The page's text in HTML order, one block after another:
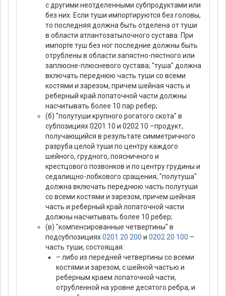
с другими неотделенными субпродуктами или
без них. Если туши импортируются без головы,
то последняя должна быть отделена от туши
в области атлантозатылочного сустава. При
импорте туш без ног последние должны быть
отрублены в области запястно-пястного или
заплюсне-плюсневого сустава; "туша" должна
включать переднюю часть туши со всеми
костями и зарезом, причем шейная часть и
реберный край лопаточной части должны
насчитывать более 10 пар ребер;
(б) "полутуши крупного рогатого скота" в
субпозициях 0201 10 и 0202 10 –продукт,
получающийся в результате симметричного
разруба целой туши по центру каждого
шейного, грудного, поясничного и
крестцового позвонков и по центру грудины и
седалищно-лобкового сращения; "полутуша"
должна включать переднюю часть полутуши
со всеми костями и зарезом, причем шейная
часть и реберный край лопаточной части
должны насчитывать более 10 ребер;
(в) "компенсированные четвертины" в
подсубпозициях0201 20 200 и 0202 20 100 –
часть туши, состоящая:
– либо из передней четвертины со всеми
костями и зарезом, с шейной частью и
реберным краем лопаточной части,
отрубленной на уровне десятого ребра, и